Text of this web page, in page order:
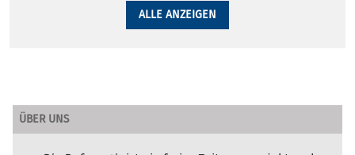
ALLE ANZEIGEN
ÜBER UNS